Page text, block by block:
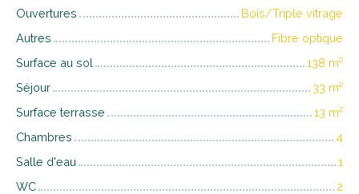
Ouvertures
Bois/Triple vitrage
Autres
Fibre optique
Surface au sol
138 m²
Séjour
33 m²
Surface terrasse
13 m²
Chambres
4
Salle d'eau
1
WC
2